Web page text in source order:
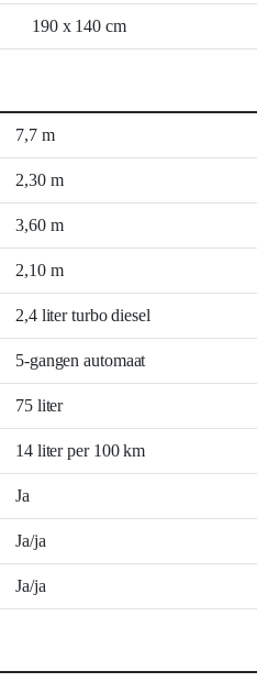
190 x 140 cm
7,7 m
2,30 m
3,60 m
2,10 m
2,4 liter turbo diesel
5-gangen automaat
75 liter
14 liter per 100 km
Ja
Ja/ja
Ja/ja